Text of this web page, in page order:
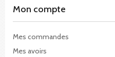
Mon compte
Mes commandes
Mes avoirs